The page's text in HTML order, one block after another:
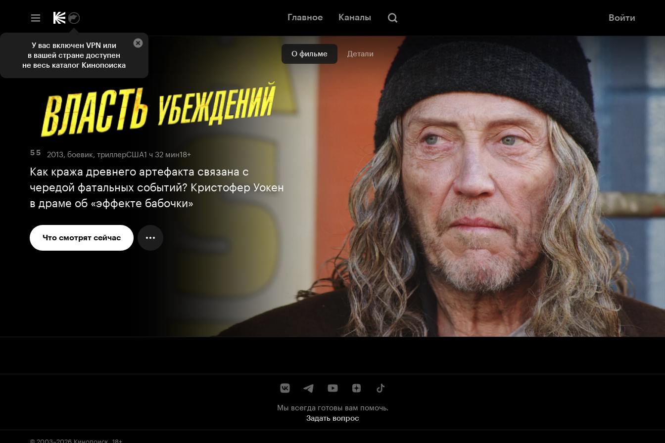
Главное Каналы Войти
О фильме Детали
5 5 2013, боевик, триллерСША1 ч 32 мин18+
Как кража древнего артефакта связана с
чередой фатальных событий? Кристофер Уокен
в драме об «эффекте бабочки»
Что смотрят сейчас
Мы всегда готовы вам помочь.
Задать вопрос
© 2003–2026 Кинопоиск 18+
У вас включен VPN или
в вашей стране доступен
не весь каталог Кинопоиска